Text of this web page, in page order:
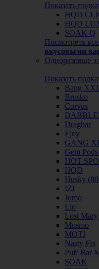
Показать
HQD
HQD
SOAK Q
Посмотреть
вкусовыми
Одноразовые
Показать
Bang
Brusko
Corvus
Dragbar
Ejoy
GANG
Gem
HOT
HQD
Husky
IZI
Jomo
Lio
Lost Mary
Mosmo
MOTI
Nasty Fix
Puff Bar
SOAK